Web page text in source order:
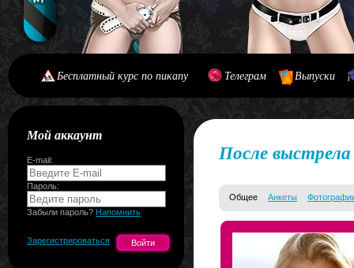
Бесплатный курс по пикапу Телеграм Выпуски
Мой аккаунт
E-mail:
Пароль:
Забыли пароль? Напомнить
Зарегистрироваться
После
Общее Анкеты